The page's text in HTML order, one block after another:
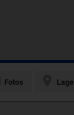
Fotos Lage